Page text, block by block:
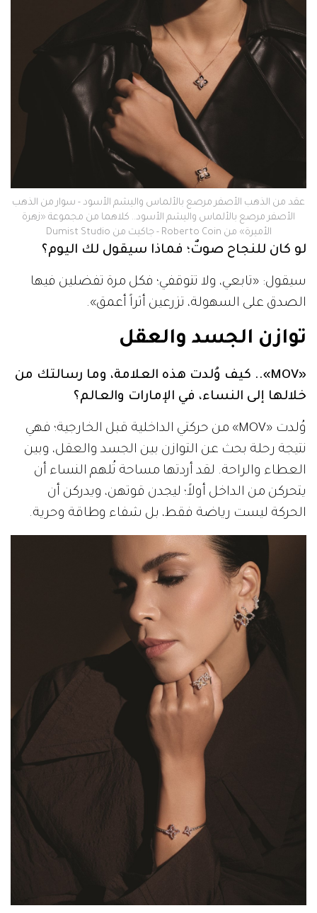
عقد من الذهب الأصفر مرصع بالألماس واليشم الأسود - سوار من الذهب
الأصفر مرصع بالألماس واليشم الأسود.. كلاهما من مجموعة «زهرة
الأميرة» من Roberto Coin - جاكيت من Dumist Studio
لو كان للنجاح صوتٌ؛ فماذا سيقول لك اليوم؟
سيقول: «تابعي، ولا تتوقفي؛ فكل مرة تفضلين فيها
الصدق على السهولة، تزرعين أثراً أعمق».
توازن الجسد والعقل
«MOV».. كيف وُلدت هذه العلامة، وما رسالتك من
خلالها إلى النساء، في الإمارات والعالم؟
وُلدت «MOV» من حركتي الداخلية قبل الخارجية؛ فهي
نتيجة رحلة بحث عن التوازن بين الجسد والعقل، وبين
العطاء والراحة. لقد أردتها مساحة تُلهم النساء أن
يتحركن من الداخل أولاً؛ ليجدن قوتهن، ويدركن أن
الحركة ليست رياضة فقط، بل شفاء وطاقة وحرية.